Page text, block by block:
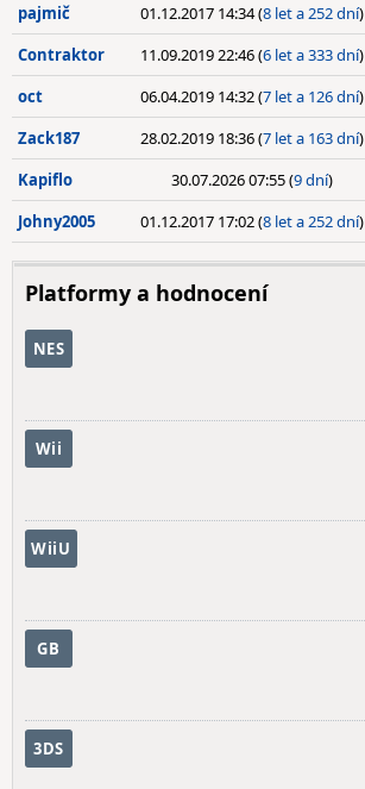
pajmič 01.12.2017 14:34 (8 let a 252 dní)
Contraktor 11.09.2019 22:46 (6 let a 333 dní)
oct 06.04.2019 14:32 (7 let a 126 dní)
Zack187 28.02.2019 18:36 (7 let a 163 dní)
Kapiflo 30.07.2026 07:55 (9 dní)
Johny2005 01.12.2017 17:02 (8 let a 252 dní)
Platformy a hodnocení
NES
Wii
WiiU
GB
3DS